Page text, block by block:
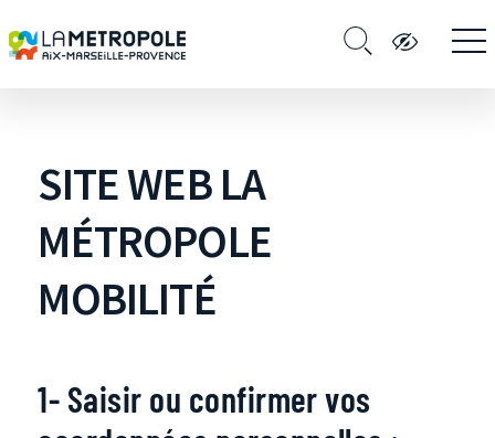
SITE WEB LA
MÉTROPOLE
MOBILITÉ
1- Saisir ou confirmer vos